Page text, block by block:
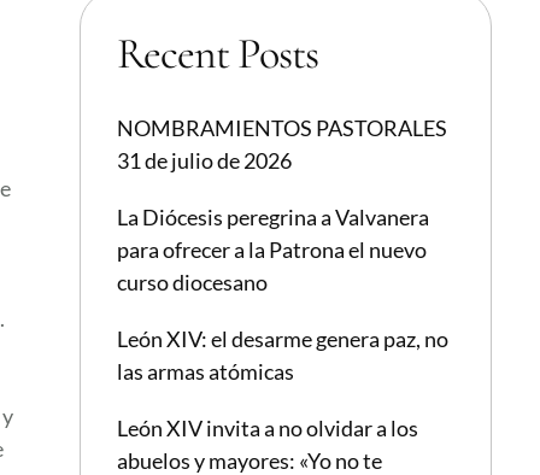
Recent Posts
NOMBRAMIENTOS PASTORALES
31 de julio de 2026
La Diócesis peregrina a Valvanera
para ofrecer a la Patrona el nuevo
curso diocesano
León XIV: el desarme genera paz, no
las armas atómicas
León XIV invita a no olvidar a los
abuelos y mayores: «Yo no te